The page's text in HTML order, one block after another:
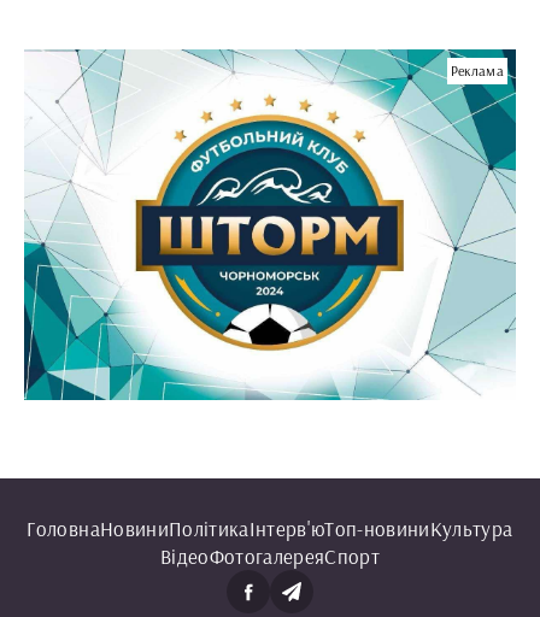
Реклама
ГоловнаНовиниПолітикаІнтерв'юТоп-новиниКультура
ВідеоФотогалереяСпорт